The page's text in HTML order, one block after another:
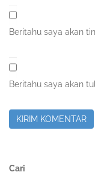
Beritahu saya akan
Beritahu saya akan
Sidebar
Cari